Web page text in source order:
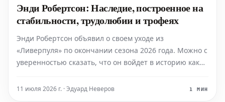
Энди Робертсон: Наследие, построенное на
стабильности, трудолюбии и трофеях
Энди Робертсон объявил о своем уходе из
«Ливерпуля» по окончании сезона 2026 года. Можно с
уверенностью сказать, что он войдет в историю как
эпоху. Всего за 8 миллионов фунтов стерлингов,
11 июля 2026 г. · Эдуард Неверов 1 МИН